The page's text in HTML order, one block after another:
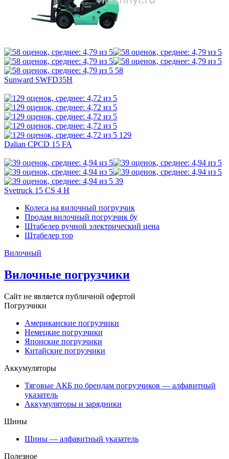
58
Sunward SWFD35H
129
Dalian CPCD 15 FA
39
Svetruck 15 CS 4 H
Колеса на вилочный погрузчик
Продам вилочный погрузчик бу
Штабелер ручной электрический цена
Штабелер тор
Вилочный
Вилочные погрузчики
Сайт не является публичной офертой
Погрузчики
Американские погрузчики
Немецкие погрузчики
Японские погрузчики
Китайские погрузчики
Аккумуляторы
Тяговые АКБ по брендам погрузчиков — алфавитный
указатель
Аккумуляторы и зарядники
Шины
Шины — алфавитный указатель
Полезное